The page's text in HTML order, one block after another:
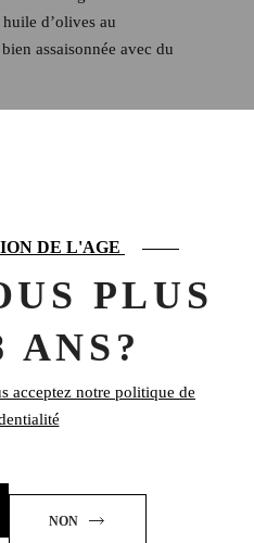
DE L'AGE
PLUS
ANS?
acceptez notre politique de
NON
d’olives au
assaisonnée avec du